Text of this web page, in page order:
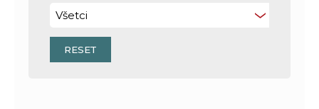
RESET